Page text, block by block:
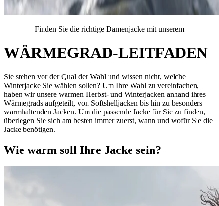
Finden Sie die richtige Damenjacke mit unserem
WÄRMEGRAD-LEITFADEN
Sie stehen vor der Qual der Wahl und wissen nicht, welche
Winterjacke Sie wählen sollen? Um Ihre Wahl zu vereinfachen,
haben wir unsere warmen Herbst- und Winterjacken anhand ihres
Wärmegrads aufgeteilt, von Softshelljacken bis hin zu besonders
warmhaltenden Jacken. Um die passende Jacke für Sie zu finden,
überlegen Sie sich am besten immer zuerst, wann und wofür Sie die
Jacke benötigen.
Wie warm soll Ihre Jacke sein?